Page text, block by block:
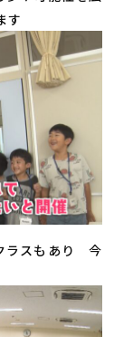
す
ラスもあり 今